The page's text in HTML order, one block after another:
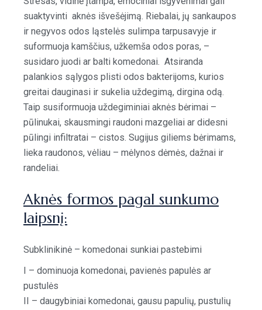
suaktyvinti aknės išvešėjimą. Riebalai, jų sankaupos
ir negyvos odos ląstelės sulimpa tarpusavyje ir
suformuoja kamščius, užkemša odos poras, –
susidaro juodi ar balti komedonai. Atsiranda
palankios sąlygos plisti odos bakterijoms, kurios
greitai dauginasi ir sukelia uždegimą, dirgina odą.
Taip susiformuoja uždegiminiai aknės bėrimai –
pūlinukai, skausmingi raudoni mazgeliai ar didesni
pūlingi infiltratai – cistos. Sugijus giliems bėrimams,
lieka raudonos, vėliau – mėlynos dėmės, dažnai ir
randeliai.
Aknės formos pagal sunkumo
laipsnį:
Subklinikinė – komedonai sunkiai pastebimi
I – dominuoja komedonai, pavienės papulės ar
pustulės
II – daugybiniai komedonai, gausu papulių, pustulių